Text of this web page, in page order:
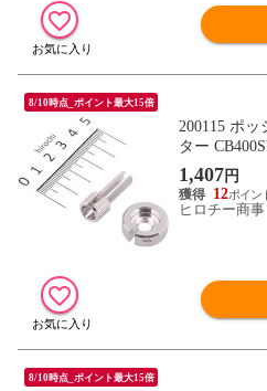
8/10時点_ポイント最大15倍
200115 ポッ
ター
ー
1,407 円
12
ヒロチー商事
8/10時点_ポイント最大15倍